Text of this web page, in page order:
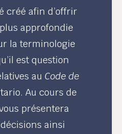
créé afin d’offrir
approfondie
la terminologie
est question
auCode de
Au cours de
présentera
ainsi